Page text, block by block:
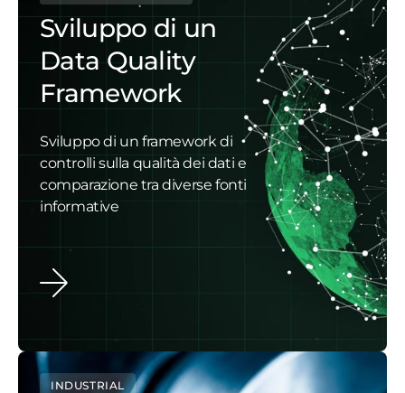
Sviluppo di un
Data Quality
Framework
Sviluppo di un framework di
controlli sulla qualità dei dati e
comparazione tra diverse fonti
informative
INDUSTRIAL